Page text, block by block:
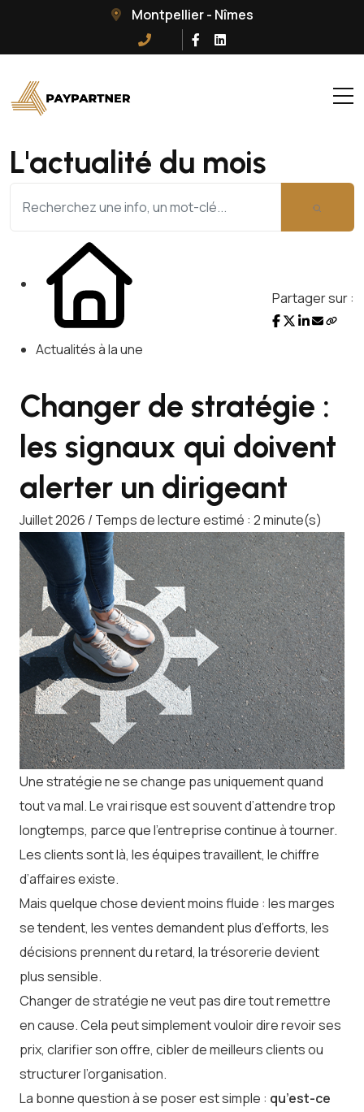
Montpellier - Nîmes
L'actualité du mois
Actualités à la une
Partager sur :
Changer de stratégie :
les signaux qui doivent
alerter un dirigeant
Juillet 2026 / Temps de lecture estimé : 2 minute(s)
Une stratégie ne se change pas uniquement quand
tout va mal. Le vrai risque est souvent d’attendre trop
longtemps, parce que l’entreprise continue à tourner.
Les clients sont là, les équipes travaillent, le chiffre
d’affaires existe.
Mais quelque chose devient moins fluide : les marges
se tendent, les ventes demandent plus d’efforts, les
décisions prennent du retard, la trésorerie devient
plus sensible.
Changer de stratégie ne veut pas dire tout remettre
en cause. Cela peut simplement vouloir dire revoir ses
prix, clarifier son offre, cibler de meilleurs clients ou
structurer l’organisation.
La bonne question à se poser est simple : qu’est-ce